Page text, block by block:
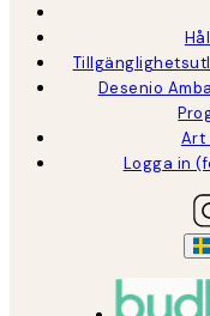
Desenio
Art
Logga in